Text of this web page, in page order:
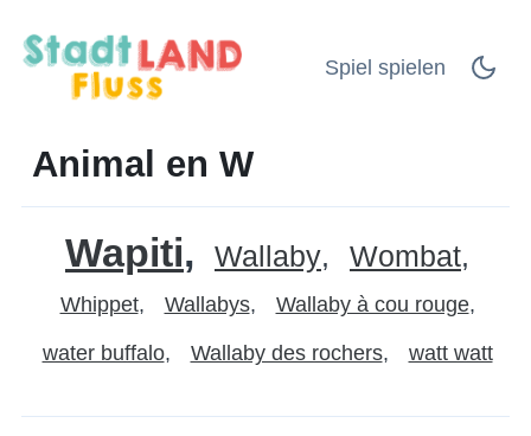
Spiel spielen
Animal en W
Wapiti Wallaby Wombat
Whippet Wallabys Wallaby à cou rouge
water buffalo Wallaby des rochers watt watt